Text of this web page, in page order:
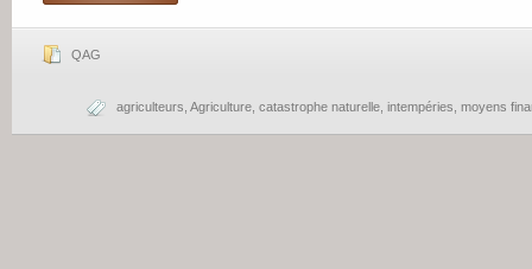
QAG
agriculteurs Agriculture catastrophe naturelle intempéries moyens